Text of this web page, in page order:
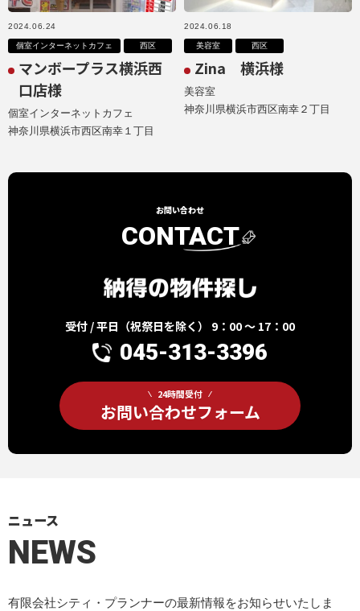
2024.06.24
個室インターネットカフェ 西区
マンボープラス横浜西
口店様
個室インターネットカフェ
神奈川県横浜市西区南幸１丁目
2024.06.18
美容室 西区
Zina 横浜様
美容室
神奈川県横浜市西区南幸２丁目
お問い合わせ
CONTACT
受付 / 平日（祝祭日を除く） 9：00 ～ 17：00
045-313-3396
24時間受付
お問い合わせフォーム
ニュース
NEWS
有限会社シティ・プランナーの最新情報をお知らせいたしま